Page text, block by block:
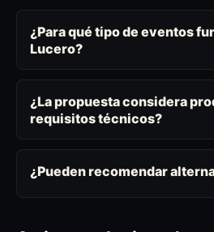
¿Para qué tipo de eventos
Lucero?
¿La propuesta considera
requisitos técnicos?
¿Pueden recomendar